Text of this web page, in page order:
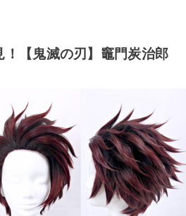
！【鬼滅の刃】竈門炭治郎